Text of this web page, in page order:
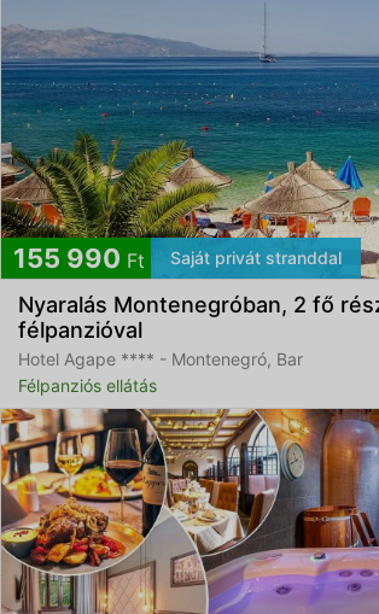
155 990 Ft Saját privát stranddal
Nyaralás Montenegróban, 2 fő
félpanzióval
Hotel Agape **** - Montenegró, Bar
Félpanziós ellátás